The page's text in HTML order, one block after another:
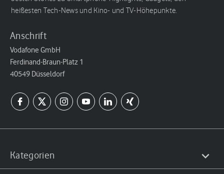
heißesten Tech-News und Kino- und TV-Höhepunkte.
Anschrift
Vodafone GmbH
Ferdinand-Braun-Platz 1
40549 Düsseldorf
Kategorien